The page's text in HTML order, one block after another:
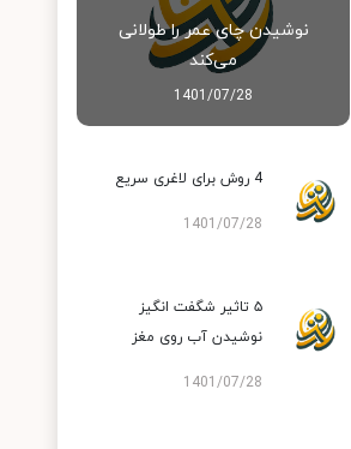
نوشیدن چای عمر را طولانی
می‌کند
1401/07/28
4 روش برای لاغری سریع
1401/07/28
۵ تاثیر شگفت انگیز
نوشیدن آب روی مغز
1401/07/28